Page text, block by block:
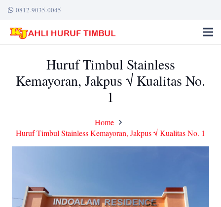
0812-9035-0045
Huruf Timbul Stainless
Kemayoran, Jakpus √ Kualitas No.
1
Home
Huruf Timbul Stainless Kemayoran, Jakpus √ Kualitas No. 1